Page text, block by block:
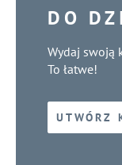
DO
Wydaj swoją
To łatwe!
UTWÓRZ